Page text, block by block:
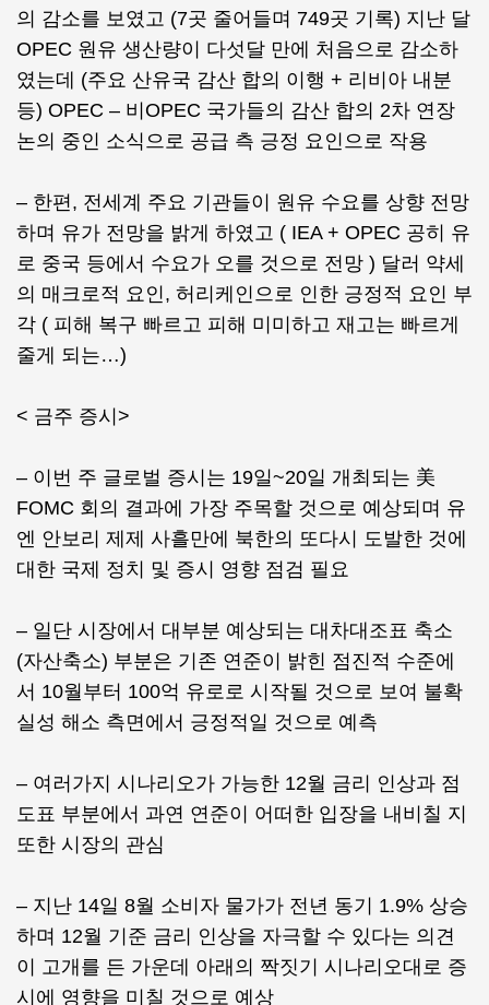
의 감소를 보였고 (7곳 줄어들며 749곳 기록) 지난 달
OPEC 원유 생산량이 다섯달 만에 처음으로 감소하
였는데 (주요 산유국 감산 합의 이행 + 리비아 내분
등) OPEC – 비OPEC 국가들의 감산 합의 2차 연장
논의 중인 소식으로 공급 측 긍정 요인으로 작용
– 한편, 전세계 주요 기관들이 원유 수요를 상향 전망
하며 유가 전망을 밝게 하였고 ( IEA + OPEC 공히 유
로 중국 등에서 수요가 오를 것으로 전망 ) 달러 약세
의 매크로적 요인, 허리케인으로 인한 긍정적 요인 부
각 ( 피해 복구 빠르고 피해 미미하고 재고는 빠르게
줄게 되는…)
< 금주 증시>
– 이번 주 글로벌 증시는 19일~20일 개최되는 美
FOMC 회의 결과에 가장 주목할 것으로 예상되며 유
엔 안보리 제제 사흘만에 북한의 또다시 도발한 것에
대한 국제 정치 및 증시 영향 점검 필요
– 일단 시장에서 대부분 예상되는 대차대조표 축소
(자산축소) 부분은 기존 연준이 밝힌 점진적 수준에
서 10월부터 100억 유로로 시작될 것으로 보여 불확
실성 해소 측면에서 긍정적일 것으로 예측
– 여러가지 시나리오가 가능한 12월 금리 인상과 점
도표 부분에서 과연 연준이 어떠한 입장을 내비칠 지
또한 시장의 관심
– 지난 14일 8월 소비자 물가가 전년 동기 1.9% 상승
하며 12월 기준 금리 인상을 자극할 수 있다는 의견
이 고개를 든 가운데 아래의 짝짓기 시나리오대로 증
시에 영향을 미칠 것으로 예상